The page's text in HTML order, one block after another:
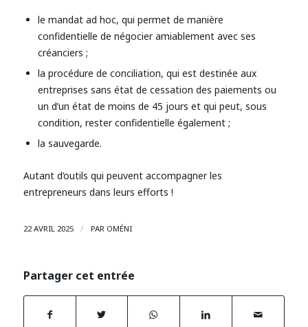
le mandat ad hoc, qui permet de manière
confidentielle de négocier amiablement avec ses
créanciers ;
la procédure de conciliation, qui est destinée aux
entreprises sans état de cessation des paiements ou
un d’un état de moins de 45 jours et qui peut, sous
condition, rester confidentielle également ;
la sauvegarde.
Autant d’outils qui peuvent accompagner les
entrepreneurs dans leurs efforts !
22 AVRIL 2025 / PAR OMÉNI
Partager cet entrée